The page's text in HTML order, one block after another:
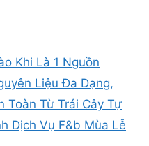
Khi Là 1 Nguồn
Liệu Đa Dạng,
Toàn Từ Trái Cây Tự
Dịch Vụ F&b Mùa Lễ